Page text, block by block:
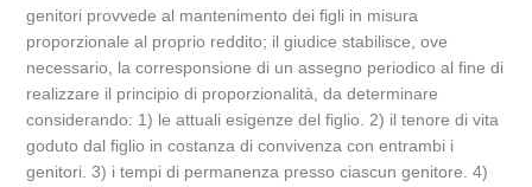
genitori provvede al mantenimento dei figli in misura
proporzionale al proprio reddito; il giudice stabilisce, ove
necessario, la corresponsione di un assegno periodico al fine di
realizzare il principio di proporzionalità, da determinare
considerando: 1) le attuali esigenze del figlio. 2) il tenore di vita
goduto dal figlio in costanza di convivenza con entrambi i
genitori. 3) i tempi di permanenza presso ciascun genitore. 4)